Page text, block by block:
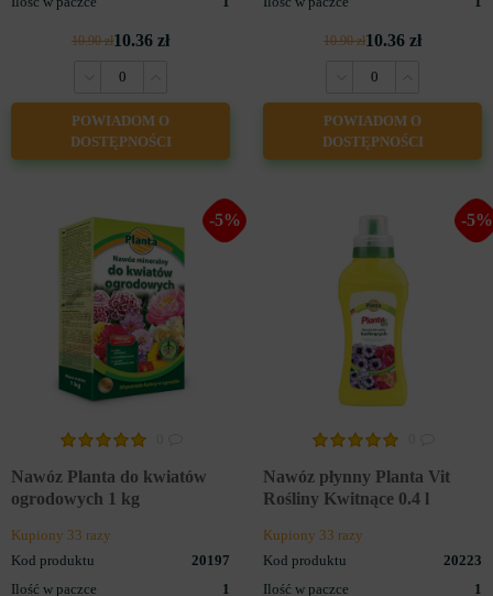
DONICZKOWYCH
NAWOZY DO TRAWY
10.90 zł10.36 zł
POWIADOM O
DOSTĘPNOŚCI
10.90 zł10.36 zł
POWIADOM O
DOSTĘPNOŚCI
-5%
Nawóz Planta do kwiatów
ogrodowych 1 kg
Kupiony 33 razy
Kod produktu
20197
Ilość w paczce
1
-5%
Nawóz płynny Planta Vit
Rośliny Kwitnące 0.4 l
Kupiony 33 razy
Kod produktu
20223
Ilość w paczce
1